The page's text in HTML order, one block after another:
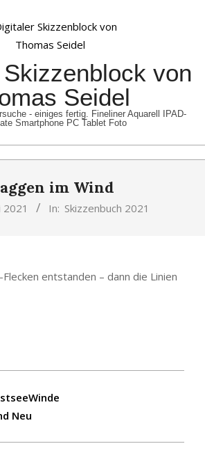
von
Seidel
- einiges fertig. Fineliner Aquarell IPAD-
Smartphone PC Tablet Foto
im Wind
2021 In: Skizzenbuch 2021
entstanden – dann die Linien
Neu